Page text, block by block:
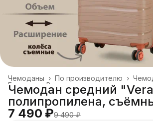
По производителю ›
Чемоданы ›
Все товары
Главная
Чемодан средний
полипропилена,
7 490 ₽9 490 ₽